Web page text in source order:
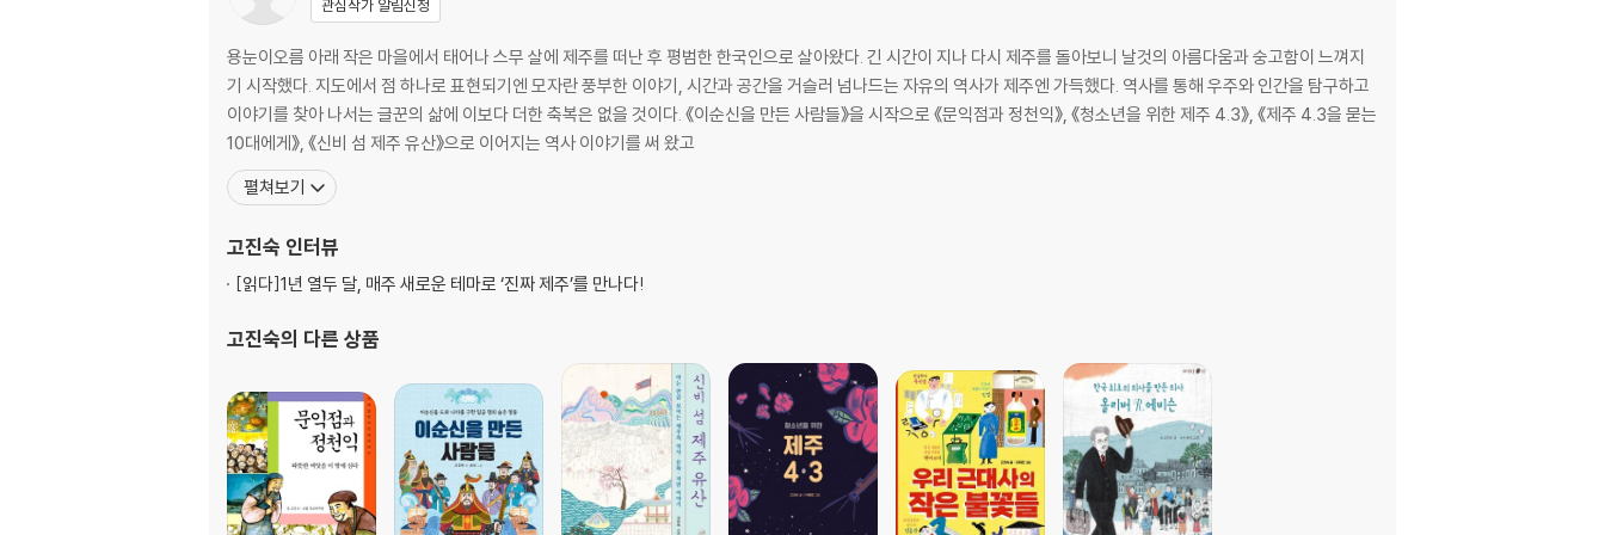
천하무적 악당을 처단하다…98
목민관은 일하는 요령도 갖춰야 한다…104
목민관은 현명한 판결을 내릴 수 있어야 한다…108
살인 사건이 일어나면 마을이 쑥대밭이 된다…111
백성의 것을 함부로 가져가서는 안 된다…116
현명한 수령은 백성을 편안하게 한다…122
멋진 목민관을 본받아 백성을 기쁘게 한다…125
진짜 목민관은 흉년을 슬기롭게 이겨 낸다…133
관심작가 알림신청
용눈이오름 아래 작은 마을에서 태어나 스무 살에 제주를 떠난 후 평범한 한국인으로 살아왔다. 긴 시간이 지나 다시 제주를 돌아보니 날것의 아름다움과 숭고함이 느껴지
기 시작했다. 지도에서 점 하나로 표현되기엔 모자란 풍부한 이야기, 시간과 공간을 거슬러 넘나드는 자유의 역사가 제주엔 가득했다. 역사를 통해 우주와 인간을 탐구하고
이야기를 찾아 나서는 글꾼의 삶에 이보다 더한 축복은 없을 것이다. 《이순신을 만든 사람들》을 시작으로 《문익점과 정천익》, 《청소년을 위한 제주 4.3》, 《제주 4.3을 묻는
10대에게》, 《신비 섬 제주 유산》으로 이어지는 역사 이야기를 써 왔고
펼쳐보기
고진숙 인터뷰
[읽다]1년 열두 달, 매주 새로운 테마로 ‘진짜 제주’를 만나다!
고진숙의 다른 상품